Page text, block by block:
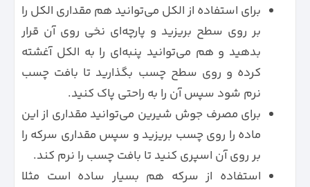
برای استفاده از الکل می‌توانید هم مقداری الکل را
بر روی سطح بریزید و پارچه‌ای نخی روی آن قرار
بدهید و هم می‌توانید پنبه‌ای را به الکل آغشته
کرده و روی سطح چسب بگذارید تا بافت چسب
نرم شود سپس آن را به راحتی پاک کنید.
برای مصرف جوش شیرین می‌توانید مقداری از این
ماده را روی چسب بریزید و سپس مقداری سرکه را
بر روی آن اسپری کنید تا بافت چسب را نرم کند.
استفاده از سرکه هم بسیار ساده است مثلا